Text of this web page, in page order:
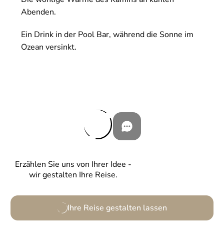
Erzählen Sie uns von Ihrer Idee -
wir gestalten Ihre Reise.
Ihre Reise gestalten lassen
Abenden.
Ein Drink in der Pool Bar, während die Sonne im
Ozean versinkt.